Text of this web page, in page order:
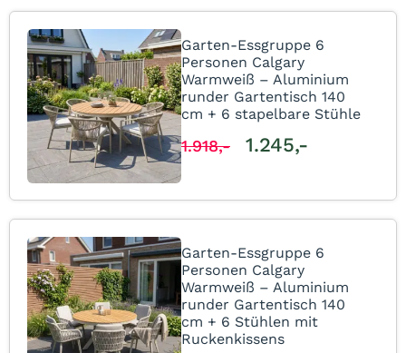
Garten-Essgruppe 6
Personen Calgary
Warmweiß – Aluminium
runder Gartentisch 140
cm + 6 stapelbare Stühle
1.918,- 1.245,-
Garten-Essgruppe 6
Personen Calgary
Warmweiß – Aluminium
runder Gartentisch 140
cm + 6 Stühlen mit
Ruckenkissens